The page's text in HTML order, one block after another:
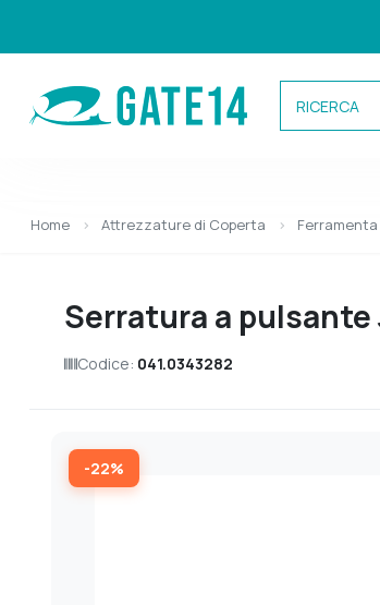
Categorie
Home Attrezzature di Coperta
Serratura a
Codice: 041.0343282
-22%